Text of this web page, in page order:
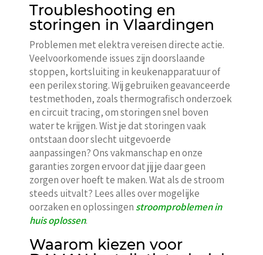
Troubleshooting en
storingen in Vlaardingen
Problemen met elektra vereisen directe actie.
Veelvoorkomende issues zijn doorslaande
stoppen, kortsluiting in keukenapparatuur of
een perilex storing. Wij gebruiken geavanceerde
testmethoden, zoals thermografisch onderzoek
en circuit tracing, om storingen snel boven
water te krijgen. Wist je dat storingen vaak
ontstaan door slecht uitgevoerde
aanpassingen? Ons vakmanschap en onze
garanties zorgen ervoor dat jij je daar geen
zorgen over hoeft te maken. Wat als de stroom
steeds uitvalt? Lees alles over mogelijke
oorzaken en oplossingen stroomproblemen in
huis oplossen.
Waarom kiezen voor